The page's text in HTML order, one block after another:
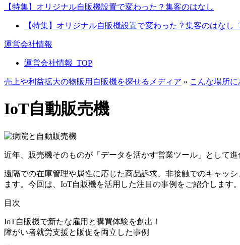
【特集】オリジナル自販機設置で変わった？集客のはなし
【特集】オリジナル自販機設置で変わった？集客のはなし
運営会社情報
運営会社情報_TOP
売上や利益拡大の物販用自販機を探せるメディア » こんな場所
IoT自動販売機
近年、販売機そのものが「データを活かす営業ツール」として
遠隔での在庫管理や属性に応じた商品訴求、非接触でのキャッ
ます。今回は、IoT自販機を活用した注目の事例をご紹介します。
目次
IoT自販機で新たな雇用と購買体験を創出！
障がい者就労支援と販促を両立した事例